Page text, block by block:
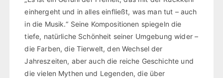
einhergeht und in alles einfließt, was man tut – auch
in die Musik.“ Seine Kompositionen spiegeln die
tiefe, natürliche Schönheit seiner Umgebung wider –
die Farben, die Tierwelt, den Wechsel der
Jahreszeiten, aber auch die reiche Geschichte und
die vielen Mythen und Legenden, die über